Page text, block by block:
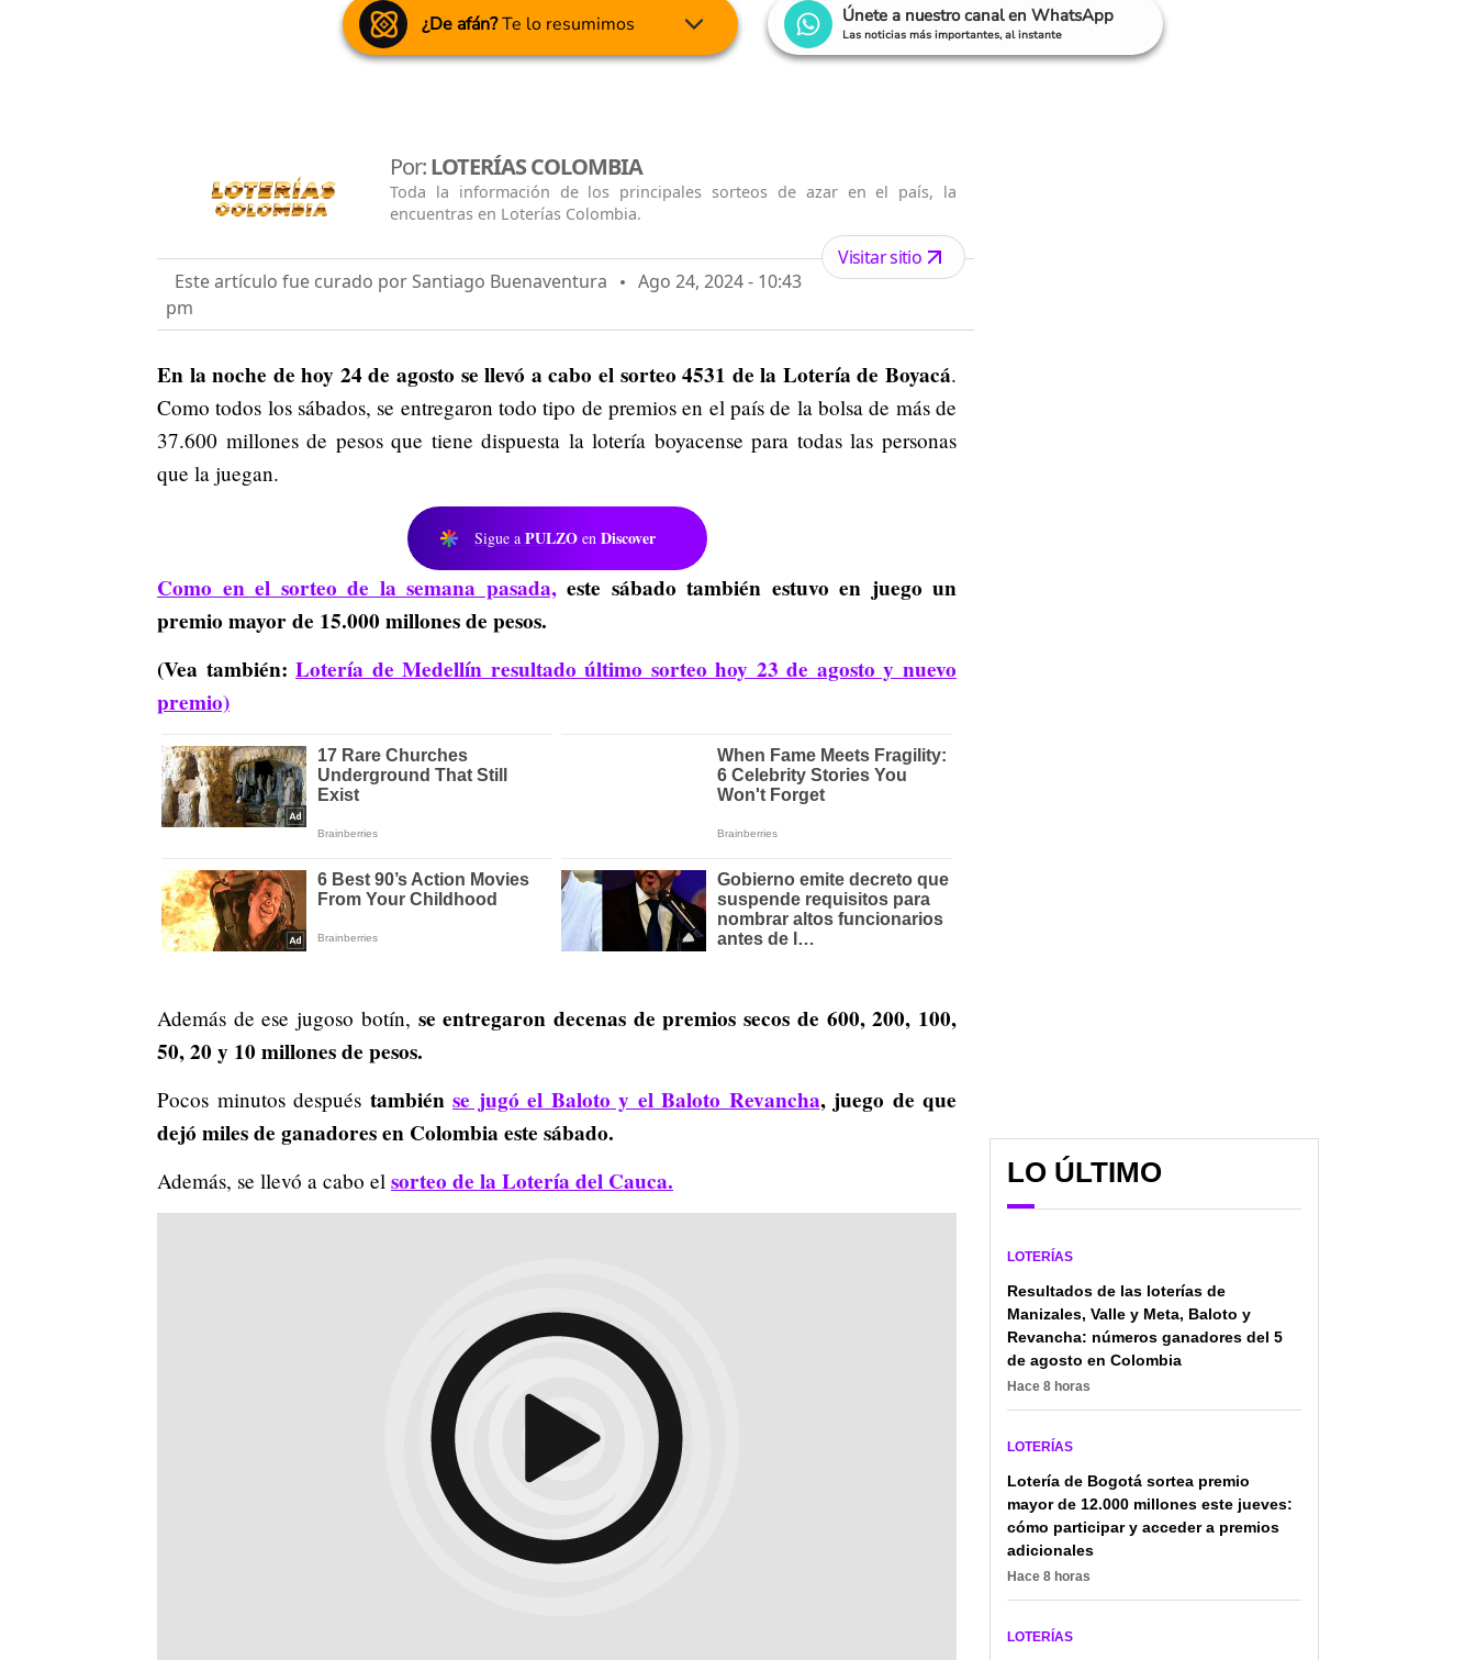
¿De afán?Te lo resumimos Únete a nuestro canal en WhatsApp
Las noticias más importantes, al instante
Por:LOTERÍAS COLOMBIA
Toda la información de los principales sorteos de azar en el país, la
encuentras en Loterías Colombia.
Este artículo fue curado por Santiago Buenaventura
Ago 24, 2024 - 10:43
pm
Visitar sitio
En la noche de hoy 24 de agosto se llevó a cabo el sorteo 4531 de la Lotería de Boyacá.
Como todos los sábados, se entregaron todo tipo de premios en el país de la bolsa de más de
37.600 millones de pesos que tiene dispuesta la lotería boyacense para todas las personas
que la juegan.
Sigue a PULZO en Discover
Como en el sorteo de la semana pasada,este sábado también estuvo en juego un
premio mayor de 15.000 millones de pesos.
(Vea también:Lotería de Medellín resultado último sorteo hoy 23 de agosto y nuevo
premio)
Además de ese jugoso botín, se entregaron decenas de premios secos de 600, 200, 100,
50, 20 y 10 millones de pesos.
Pocos minutos después también se jugó el Baloto y el Baloto Revancha, juego de que
dejó miles de ganadores en Colombia este sábado.
Además, se llevó a cabo el sorteo de la Lotería del Cauca. LO ÚLTIMO
LOTERÍAS
Resultados de las loterías de
Manizales, Valle y Meta, Baloto y
Revancha: números ganadores del 5
de agosto en Colombia
Hace 8 horas
LOTERÍAS
Lotería de Bogotá sortea premio
mayor de 12.000 millones este jueves:
cómo participar y acceder a premios
adicionales
Hace 8 horas
LOTERÍAS